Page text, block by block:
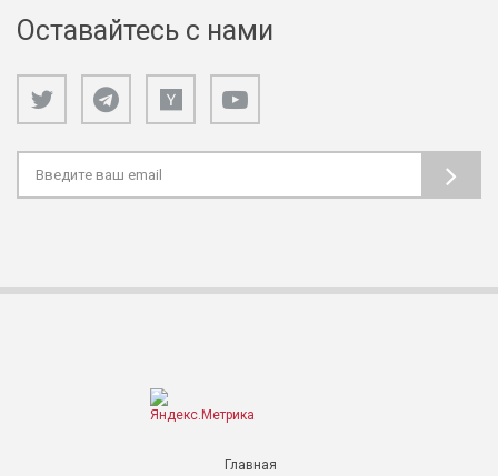
Оставайтесь с нами
Главная